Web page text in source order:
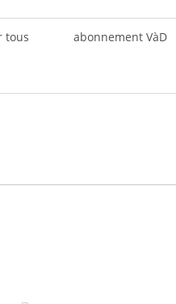
tous abonnement VàD